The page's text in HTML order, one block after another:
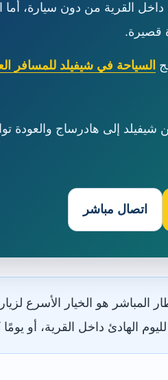
داخل القرية من دون سيارة،
قصيرة.
السياحة في شيفيلد للمسافر
شيفيلد إلى هادرساج والعودة
اتصال مباشر
الهادئ داخل القرية، أو